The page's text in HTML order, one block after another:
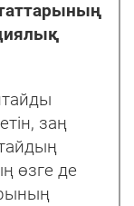
заң
өзге де